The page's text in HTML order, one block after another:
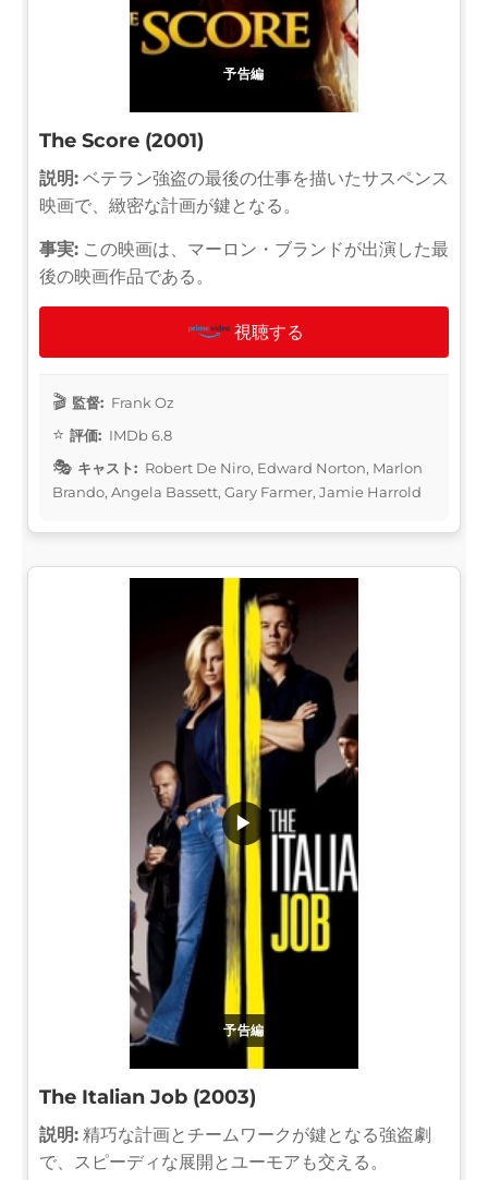
予告編
The Score (2001)
説明: ベテラン強盗の最後の仕事を描いたサスペンス
映画で、緻密な計画が鍵となる。
事実: この映画は、マーロン・ブランドが出演した最
後の映画作品である。
視聴する
監督: Frank Oz
評価: IMDb 6.8
キャスト: Robert De Niro, Edward Norton, Marlon
Brando, Angela Bassett, Gary Farmer, Jamie Harrold
予告編
▶
The Italian Job (2003)
説明: 精巧な計画とチームワークが鍵となる強盗劇
で、スピーディな展開とユーモアも交える。